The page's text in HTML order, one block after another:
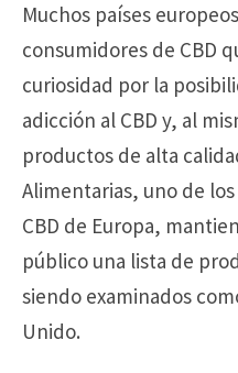
Muchos países
consumidores de CBD
curiosidad por la
adicción al CBD y, al
productos de alta
Alimentarias, uno de
CBD de Europa,
público una lista de
siendo examinados
Unido.